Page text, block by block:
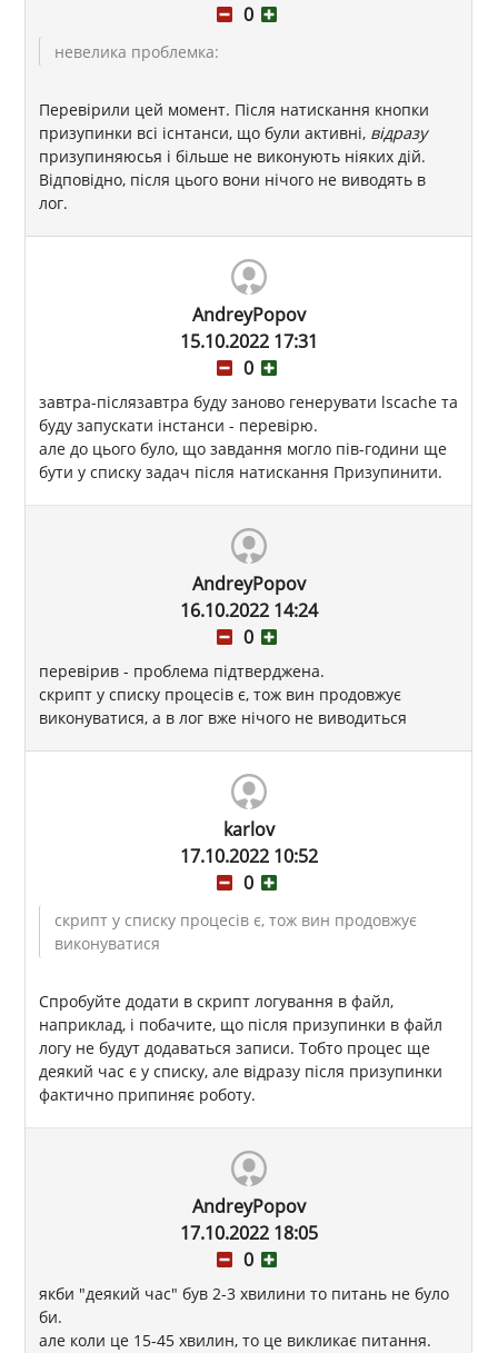
0
невелика проблемка:
Перевірили цей момент. Після натискання кнопки
призупинки всі існтанси, що були активні, відразу
призупиняюсья і більше не виконують ніяких дій.
Відповідно, після цього вони нічого не виводять в
лог.
AndreyPopov
15.10.2022 17:31
0
завтра-післязавтра буду заново генерувати lscache та
буду запускати інстанси - перевірю.
але до цього було, що завдання могло пів-години ще
бути у списку задач після натискання Призупинити.
AndreyPopov
16.10.2022 14:24
0
перевірив - проблема підтверджена.
скрипт у списку процесів є, тож вин продовжує
виконуватися, а в лог вже нічого не виводиться
karlov
17.10.2022 10:52
0
скрипт у списку процесів є, тож вин продовжує
виконуватися
Спробуйте додати в скрипт логування в файл,
наприклад, і побачите, що після призупинки в файл
логу не будут додаваться записи. Тобто процес ще
деякий час є у списку, але відразу після призупинки
фактично припиняє роботу.
AndreyPopov
17.10.2022 18:05
0
якби "деякий час" був 2-3 хвилини то питань не було
би.
але коли це 15-45 хвилин, то це викликає питання.